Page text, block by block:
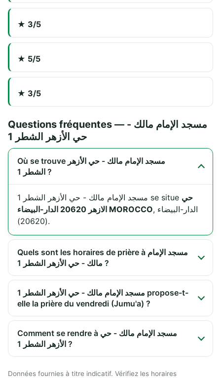
★ 3/5
★ 5/5
★ 3/5
Questions fréquentes — مسجد الإمام مالك -
حي الأزهر الشطر 1
Où se trouve مسجد الإمام مالك - حي الأزهر
الشطر 1 ?
مسجد الإمام مالك - حي الأزهر الشطر 1 se situe حي
الازهر 20620 الدار-البيضاء MOROCCO, الدار-البيضاء
(20620).
Quels sont les horaires de prière à مسجد الإمام
مالك - حي الأزهر الشطر 1 ?
مسجد الإمام مالك - حي الأزهر الشطر 1 propose-t-
elle la prière du vendredi (Jumu'a) ?
Comment se rendre à مسجد الإمام مالك - حي
الأزهر الشطر 1 ?
Données fournies à titre indicatif. Vérifiez les horaires